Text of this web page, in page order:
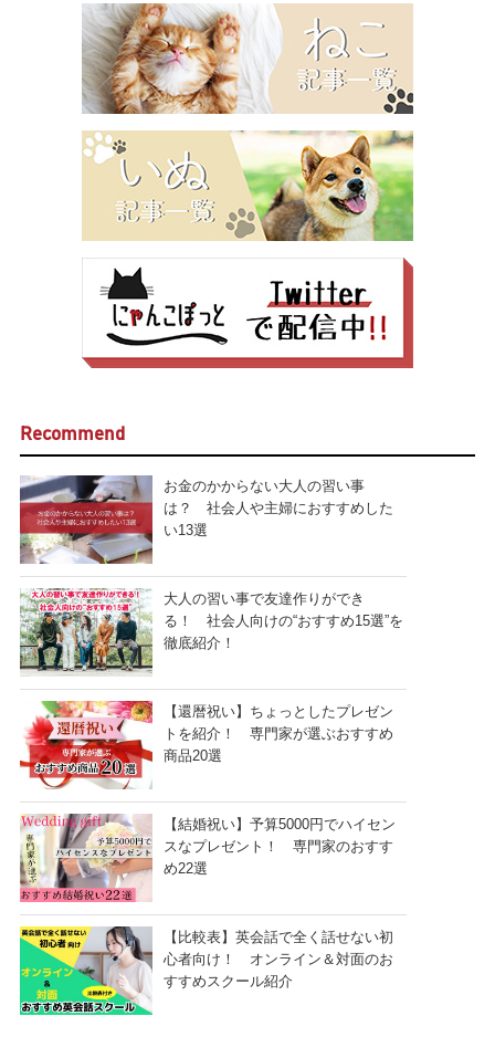
Recommend
お金のかからない大人の習い事
は？ 社会人や主婦におすすめした
い13選
大人の習い事で友達作りができ
る！ 社会人向けの“おすすめ15選”を
徹底紹介！
【還暦祝い】ちょっとしたプレゼン
トを紹介！ 専門家が選ぶおすすめ
商品20選
【結婚祝い】予算5000円でハイセン
スなプレゼント！ 専門家のおすす
め22選
【比較表】英会話で全く話せない初
心者向け！ オンライン＆対面のお
すすめスクール紹介